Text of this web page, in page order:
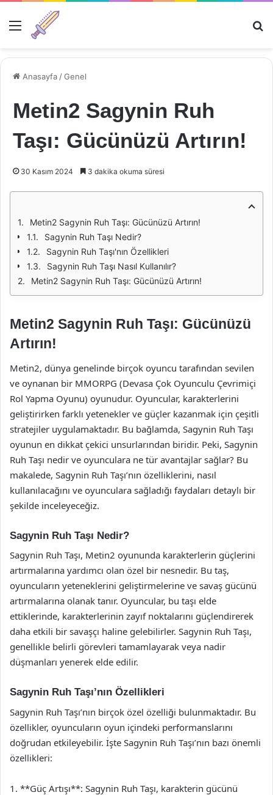
Menü
Anasayfa /Genel
Metin2 Sagynin Ruh
Taşı: Gücünüzü Artırın!
30 Kasım 2024 3 dakika okuma süresi
Metin2 Sagynin Ruh Taşı: Gücünüzü Artırın!
Sagynin Ruh Taşı Nedir?
Sagynin Ruh Taşı'nın Özellikleri
Sagynin Ruh Taşı Nasıl Kullanılır?
Metin2 Sagynin Ruh Taşı: Gücünüzü Artırın!
Metin2 Sagynin Ruh Taşı: Gücünüzü
Artırın!
Metin2, dünya genelinde birçok oyuncu tarafından sevilen
ve oynanan bir MMORPG (Devasa Çok Oyunculu Çevrimiçi
Rol Yapma Oyunu) oyunudur. Oyuncular, karakterlerini
geliştirirken farklı yetenekler ve güçler kazanmak için çeşitli
stratejiler uygulamaktadır. Bu bağlamda, Sagynin Ruh Taşı
oyunun en dikkat çekici unsurlarından biridir. Peki, Sagynin
Ruh Taşı nedir ve oyunculara ne tür avantajlar sağlar? Bu
makalede, Sagynin Ruh Taşı’nın özelliklerini, nasıl
kullanılacağını ve oyunculara sağladığı faydaları detaylı bir
şekilde inceleyeceğiz.
Sagynin Ruh Taşı Nedir?
Sagynin Ruh Taşı, Metin2 oyununda karakterlerin güçlerini
artırmalarına yardımcı olan özel bir nesnedir. Bu taş,
oyuncuların yeteneklerini geliştirmelerine ve savaş gücünü
artırmalarına olanak tanır. Oyuncular, bu taşı elde
ettiklerinde, karakterlerinin zayıf noktalarını güçlendirerek
daha etkili bir savaşçı haline gelebilirler. Sagynin Ruh Taşı,
genellikle belirli görevleri tamamlayarak veya nadir
düşmanları yenerek elde edilir.
Sagynin Ruh Taşı’nın Özellikleri
Sagynin Ruh Taşı’nın birçok özel özelliği bulunmaktadır. Bu
özellikler, oyuncuların oyun içindeki performanslarını
doğrudan etkileyebilir. İşte Sagynin Ruh Taşı’nın bazı önemli
özellikleri:
1. **Güç Artışı**: Sagynin Ruh Taşı, karakterin gücünü